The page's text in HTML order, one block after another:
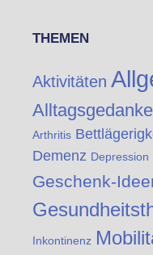
THEMEN
Aktivitäten
Arthritis
Demenz Depression
Geschenk-
Inkontinenz